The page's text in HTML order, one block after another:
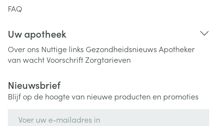
FAQ
Uw apotheek
Over ons Nuttige links Gezondheidsnieuws Apotheker
van wachtVoorschriftZorgtarieven
Nieuwsbrief
Blijf op de hoogte van nieuwe producten en promoties